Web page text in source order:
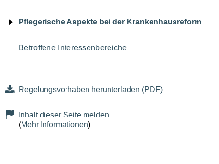
Navigation
für
den
Seiteninhalt
Pflegerische Aspekte bei der Krankenhausreform
Betroffene Interessenbereiche
Regelungsvorhaben herunterladen (PDF)
Inhalt dieser Seite melden
(Mehr Informationen)